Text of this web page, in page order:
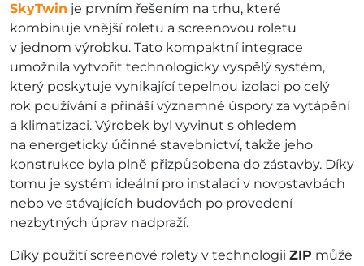
SkyTwin je prvním řešením na trhu, které
kombinuje vnější roletu a screenovou roletu
v jednom výrobku. Tato kompaktní integrace
umožnila vytvořit technologicky vyspělý systém,
který poskytuje vynikající tepelnou izolaci po celý
rok používání a přináší významné úspory za vytápění
a klimatizaci. Výrobek byl vyvinut s ohledem
na energeticky účinné stavebnictví, takže jeho
konstrukce byla plně přizpůsobena do zástavby. Díky
tomu je systém ideální pro instalaci v novostavbách
nebo ve stávajících budovách po provedení
nezbytných úprav nadpraží.
Díky použití screenové rolety v technologii ZIP může